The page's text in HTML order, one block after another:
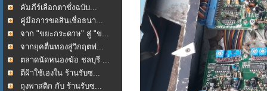
คัมภีร์เลือกตาชั่งฉบับ...
คู่มือการขอสินเชื่อธนา...
จาก "ขยะกระดาษ" สู่ "ข...
จากยุคตื่นทองสู่วิกฤตฟ...
ตลาดนัดหนองฆ้อ ชลบุรี ...
ตีฝ้าใช้เองใน ร้านรับซ...
ถุงพาสติก กับ ร้านรับซ...